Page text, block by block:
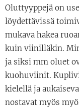
Oluttyyppejä on
löydettävissä
mukava hakea
kuin viinilläkin.
ja siksi mm oluet
kuohuviinit.
kielellä ja
nostavat myös